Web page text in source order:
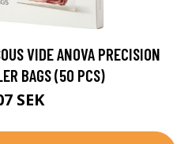
VIDE ANOVA PRECISION
BAGS (50 PCS)
SEK